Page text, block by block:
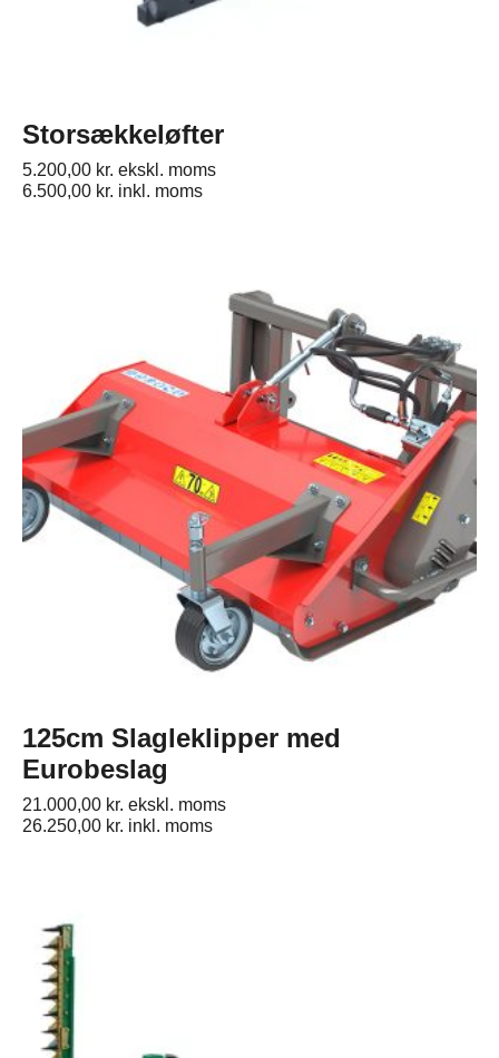
Storsækkeløfter
5.200,00 kr. ekskl. moms
6.500,00 kr. inkl. moms
125cm Slagleklipper med
Eurobeslag
21.000,00 kr. ekskl. moms
26.250,00 kr. inkl. moms